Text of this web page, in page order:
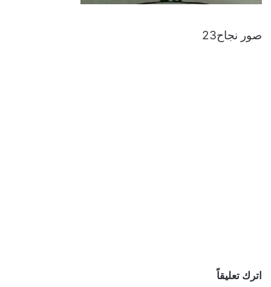
صور نجاح23
اترك تعليقاً